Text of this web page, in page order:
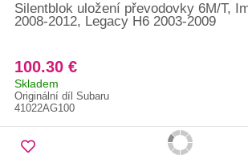
Silentblok uložení převodovky 6M/T,
2008-2012, Legacy H6 2003-2009
100.30 €
Skladem
Originální díl Subaru
41022AG100